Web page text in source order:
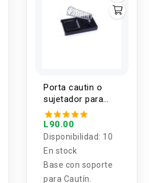
Porta cautin o
sujetador para
cautin
L90.00
Disponibilidad: 10
En stock
Base con soporte
para Cautín.